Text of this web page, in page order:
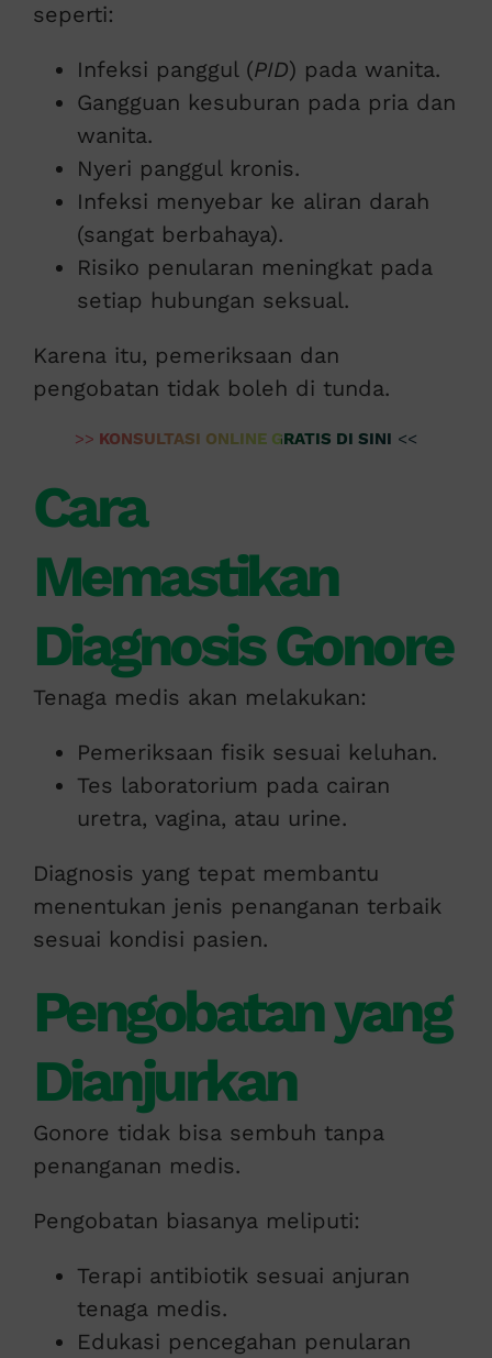
seperti:
Infeksi panggul (PID) pada wanita.
Gangguan kesuburan pada pria dan
wanita.
Nyeri panggul kronis.
Infeksi menyebar ke aliran darah
(sangat berbahaya).
Risiko penularan meningkat pada
setiap hubungan seksual.
Karena itu, pemeriksaan dan
pengobatan tidak boleh di tunda.
>> KONSULTASI ONLINE GRATIS DI SINI <<
Cara
Memastikan
Diagnosis Gonore
Tenaga medis akan melakukan:
Pemeriksaan fisik sesuai keluhan.
Tes laboratorium pada cairan
uretra, vagina, atau urine.
Diagnosis yang tepat membantu
menentukan jenis penanganan terbaik
sesuai kondisi pasien.
Pengobatan yang
Dianjurkan
Gonore tidak bisa sembuh tanpa
penanganan medis.
Pengobatan biasanya meliputi:
Terapi antibiotik sesuai anjuran
tenaga medis.
Edukasi pencegahan penularan